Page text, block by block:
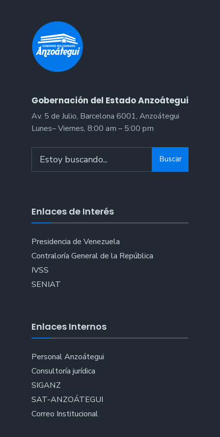
rehabilitación
de
alcantarilla
Gobernación del Estado Anzoátegui
Av. 5 de Julio, Barcelona 6001, Anzoátegui
Lunes– Viernes, 8:00 am – 5:00 pm
for:
Buscar
Enlaces de Interés
Presidencia de Venezuela
Contraloría General de la República
IVSS
SENIAT
Enlaces Internos
Personal Anzoátegui
Consultoría jurídica
SIGANZ
SAT-ANZOÁTEGUI
Correo Institucional